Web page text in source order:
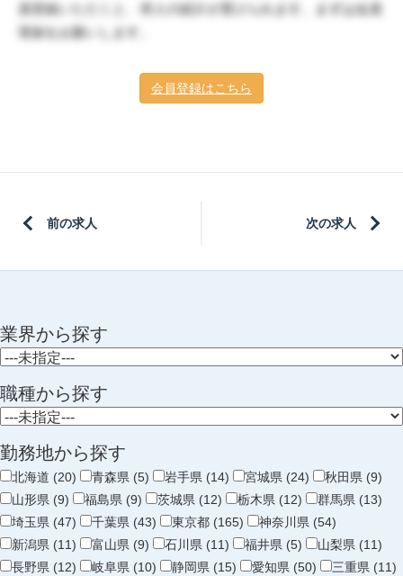
員登録いただくと、求人の紹介が受けられます。まずは会員
登録をお願いします。
会員登録はこちら
前の求人 次の求人
業界から探す
職種から探す
勤務地から探す
北海道 (20) 青森県 (5) 岩手県 (14) 宮城県 (24)
秋田県 (9)
山形県 (9)
福島県 (9) 茨城県 (12) 栃木県 (12)
群馬県 (13)
埼玉県 (47)
千葉県 (43) 東京都 (165)
神奈川県 (54)
新潟県 (11)
富山県 (9) 石川県 (11) 福井県 (5)
山梨県 (11)
長野県 (12)
岐阜県 (10) 静岡県 (15) 愛知県 (50)
三重県 (11)